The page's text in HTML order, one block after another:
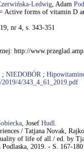
Ledwig, Adam
forms of vitamin D
nr 4, s. 343-351
http://
; NIEDOBÓR;
4/343_4_61_2019.pdf
, Josef Hudl.
/ Tatjana Novak,
of life of all / ed. by
2019. - S. 167-